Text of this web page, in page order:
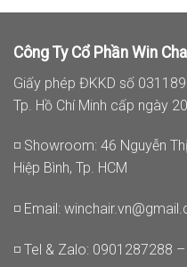
Công Ty Cổ Phần Win
Giấy phép ĐKKD số
Tp. Hồ Chí Minh cấp ngày
◽ Showroom: 46 Nguyễn
Hiệp Bình, Tp. HCM
◽ Email:
◽ Tel & Zalo: 0901287288